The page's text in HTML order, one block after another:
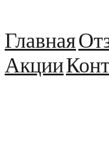
Главная
Акции